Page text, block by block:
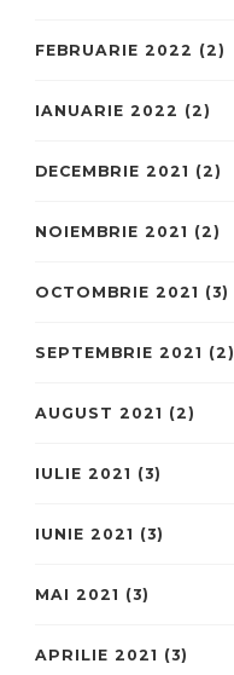
FEBRUARIE 2022 (2)
IANUARIE 2022 (2)
DECEMBRIE 2021 (2)
NOIEMBRIE 2021 (2)
OCTOMBRIE 2021 (3)
SEPTEMBRIE 2021 (2)
AUGUST 2021 (2)
IULIE 2021 (3)
IUNIE 2021 (3)
MAI 2021 (3)
APRILIE 2021 (3)